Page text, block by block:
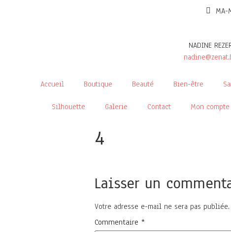
MA-
NADINE
Accueil Boutique Beauté Bien-être
Silhouette Galerie Contact Mon compte
4
Laisser un
Votre adresse e-mail ne sera pas publiée.
Commentaire *